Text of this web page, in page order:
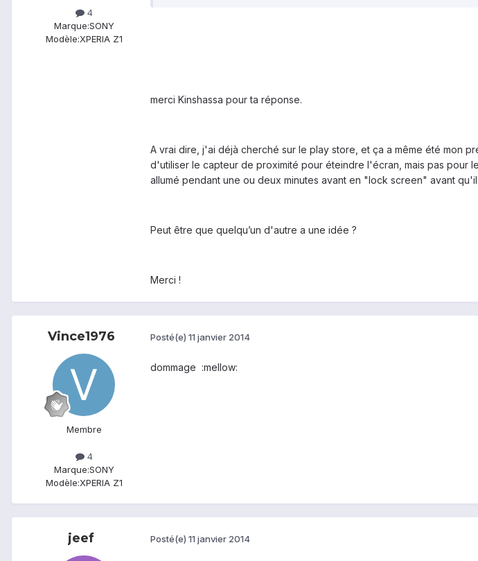
4
Marque:SONY
Modèle:XPERIA Z1
merci Kinshassa pour ta réponse.
A vrai dire, j'ai déjà cherché sur le play store, et ça a même été mon
d'utiliser le capteur de proximité pour éteindre l'écran, mais pas pour
allumé pendant une ou deux minutes avant en "lock screen" avant
Peut être que quelqu’un d'autre a une idée ?
Merci !
Vince1976
Membre
4
Marque:SONY
Modèle:XPERIA Z1
Posté(e) 11 janvier 2014
dommage :mellow:
jeef Posté(e) 11 janvier 2014